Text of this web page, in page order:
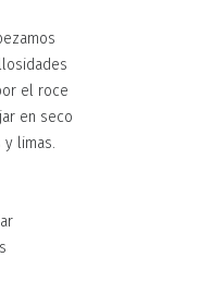
el roce
en seco
limas.